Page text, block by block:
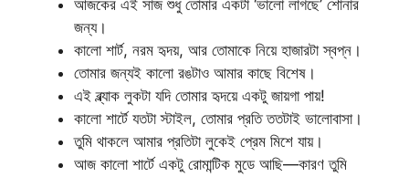
আজকের এই সাজ শুধু তোমার একটা ‘ভালো লাগছে’ শোনার
জন্য।
কালো শার্ট, নরম হৃদয়, আর তোমাকে নিয়ে হাজারটা স্বপ্ন।
তোমার জন্যই কালো রঙটাও আমার কাছে বিশেষ।
এই ব্ল্যাক লুকটা যদি তোমার হৃদয়ে একটু জায়গা পায়!
কালো শার্টে যতটা স্টাইল, তোমার প্রতি ততটাই ভালোবাসা।
তুমি থাকলে আমার প্রতিটা লুকেই প্রেম মিশে যায়।
আজ কালো শার্টে একটু রোমান্টিক মুডে আছি—কারণ তুমি